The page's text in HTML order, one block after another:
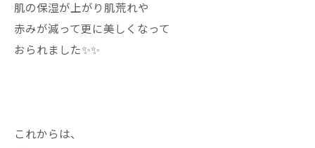
肌の保湿が上がり肌荒れや
赤みが減って更に美しくなって
おられました✨✨
これからは、